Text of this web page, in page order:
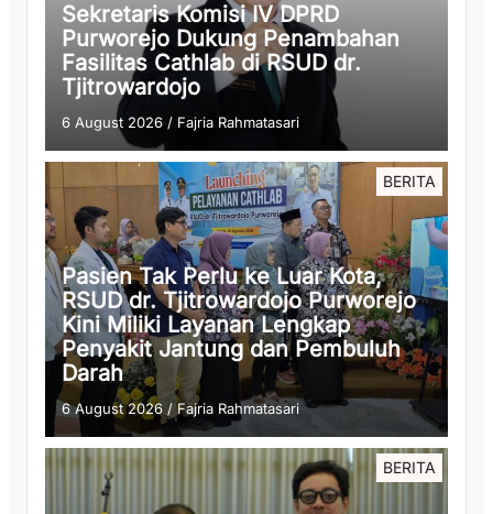
Sekretaris Komisi IV DPRD
Purworejo Dukung Penambahan
Fasilitas Cathlab di RSUD dr.
Tjitrowardojo
6 August 2026 / Fajria Rahmatasari
BERITA
Pasien Tak Perlu ke Luar Kota,
RSUD dr. Tjitrowardojo Purworejo
Kini Miliki Layanan Lengkap
Penyakit Jantung dan Pembuluh
Darah
6 August 2026 /Fajria Rahmatasari
BERITA